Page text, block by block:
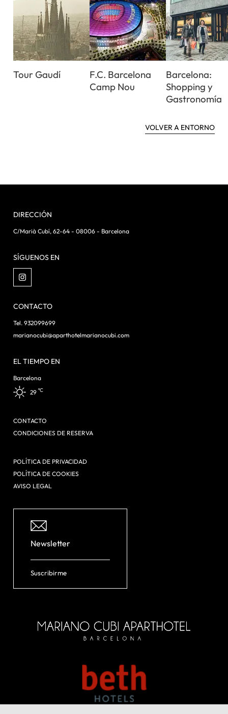
Tour Gaudí
F.C. Barcelona
Camp Nou
Barcelona:
Shopping y
Gastronomía
VOLVER A ENTORNO
DIRECCIÓN
C/Marià Cubí, 62-64 - 08006 - Barcelona
SÍGUENOS EN
CONTACTO
Tel. 932099699
marianocubi@aparthotelmarianocubi.com
EL TIEMPO EN
Barcelona
29 ºC
CONTACTO
CONDICIONES DE RESERVA
POLÍTICA DE PRIVACIDAD
POLÍTICA DE COOKIES
AVISO LEGAL
Newsletter
Suscribirme